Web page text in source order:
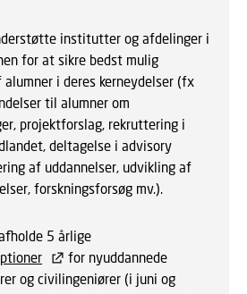
institutter og afdelinger i
for at sikre bedst mulig
alumner i deres kerneydelser (fx
til alumner om
projektforslag, rekruttering i
deltagelse i advisory
af uddannelser, udvikling af
forskningsforsøg mv.).
5 årlige
for nyuddannede
og civilingeniører (i juni og